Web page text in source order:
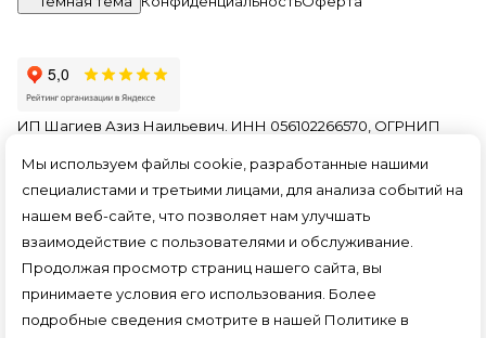
Мы используем файлы cookie, разработанные нашими
специалистами и третьими лицами, для анализа событий на
нашем веб-сайте, что позволяет нам улучшать
взаимодействие с пользователями и обслуживание.
Продолжая просмотр страниц нашего сайта, вы
принимаете условия его использования. Более
подробные сведения смотрите в нашей Политике в
ИП Шагиев Азиз Наильевич. ИНН 056102266570, ОГРНИП
применяютсярекомендательные технологии.
Все ресурсы сайта nn.electroceh.ru, включая (но не
ограничиваясь) текстовую, графическую, фотографическую
и видео информацию, структуру, дизайн и оформление
страниц, доменное имя, фирменное наименование
являются объектами авторского права и прав на
интеллектуальную собственность, защищены российским
законодательством и международными соглашениями об